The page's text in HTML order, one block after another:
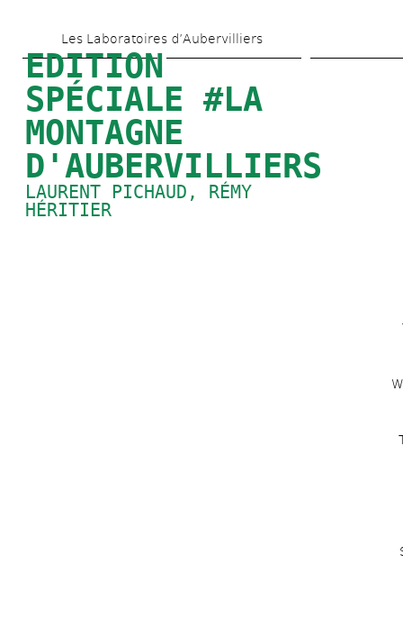
to
main
content
Les Laboratoires d’Aubervilliers
EDITION
SPÉCIALE #LA
MONTAGNE
D'AUBERVILLIERS
LAURENT PICHAUD , RÉMY
HÉRITIER